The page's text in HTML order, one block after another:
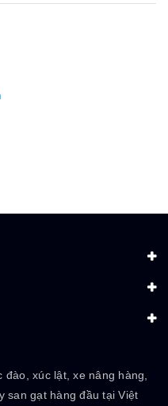
đào, xúc lật, xe nâng hàng,
san gạt hàng đầu tại Việt